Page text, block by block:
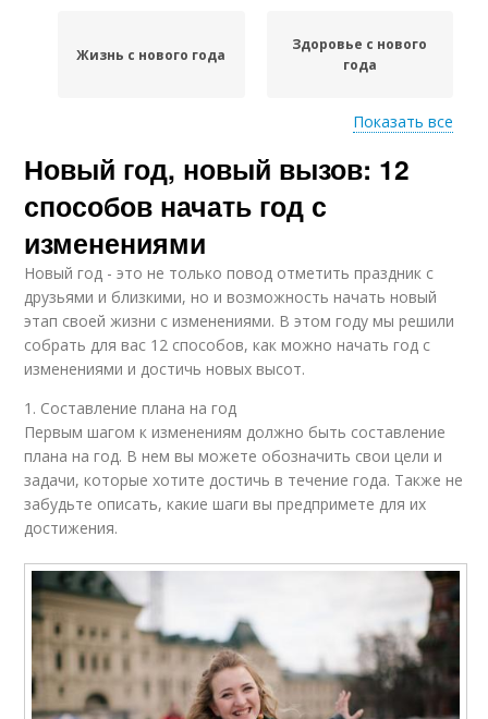
Жизнь с нового года
Здоровье с нового
года
Люди с нового года
Увлечения с нового
года
Цели с нового года Карьер с нового года
видением
Показать все
Новый год, новый вызов: 12
способов начать год с
изменениями
Новый год - это не только повод отметить праздник с
друзьями и близкими, но и возможность начать новый
этап своей жизни с изменениями. В этом году мы решили
собрать для вас 12 способов, как можно начать год с
изменениями и достичь новых высот.
1. Составление плана на год
Первым шагом к изменениям должно быть составление
плана на год. В нем вы можете обозначить свои цели и
задачи, которые хотите достичь в течение года. Также не
забудьте описать, какие шаги вы предпримете для их
достижения.